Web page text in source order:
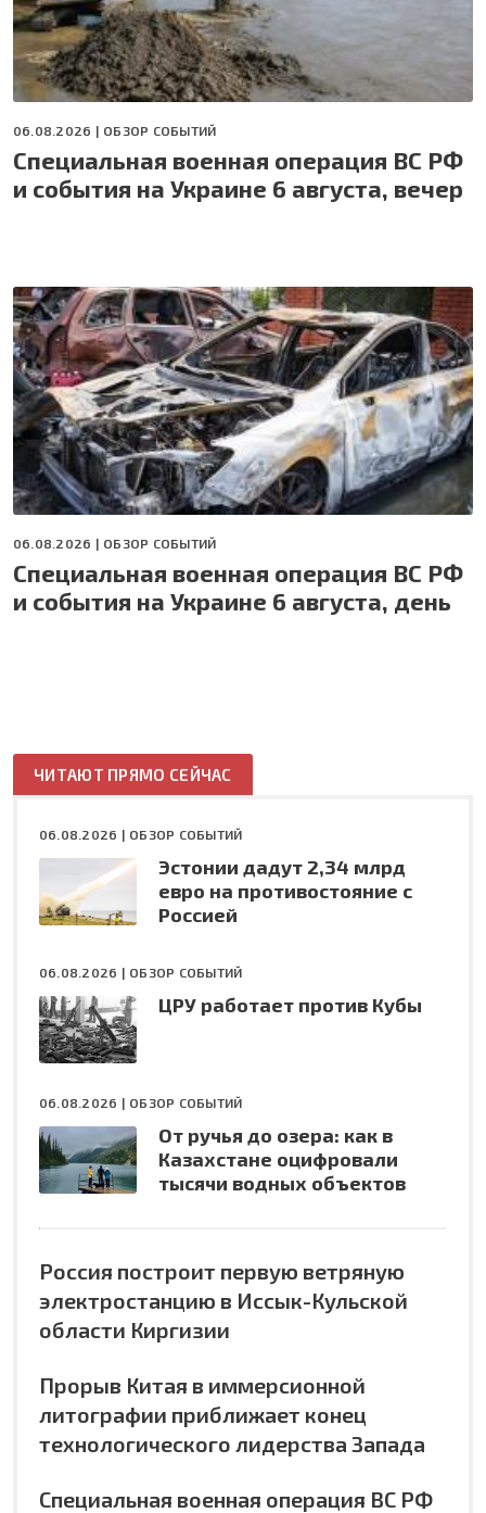
06.08.2026 | ОБЗОР СОБЫТИЙ
Специальная военная операция ВС РФ
и события на Украине 6 августа, вечер
06.08.2026 | ОБЗОР СОБЫТИЙ
Специальная военная операция ВС РФ
и события на Украине 6 августа, день
ЧИТАЮТ ПРЯМО СЕЙЧАС
06.08.2026 | ОБЗОР СОБЫТИЙ
Эстонии дадут 2,34 млрд
евро на противостояние с
Россией
06.08.2026 | ОБЗОР СОБЫТИЙ
ЦРУ работает против Кубы
06.08.2026 | ОБЗОР СОБЫТИЙ
От ручья до озера: как в
Казахстане оцифровали
тысячи водных объектов
Россия построит первую ветряную
электростанцию в Иссык-Кульской
области Киргизии
Прорыв Китая в иммерсионной
литографии приближает конец
технологического лидерства Запада
Специальная военная операция ВС РФ